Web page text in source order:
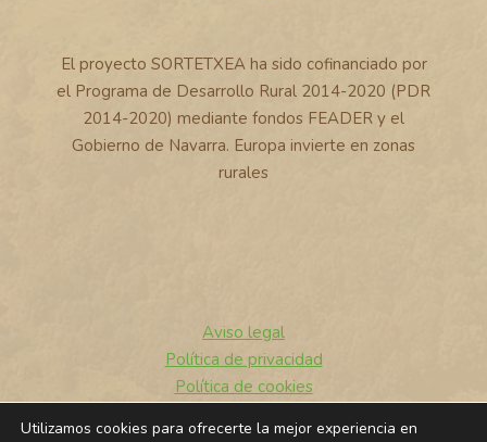
El proyecto SORTETXEA ha sido cofinanciado por
el Programa de Desarrollo Rural 2014-2020 (PDR
2014-2020) mediante fondos FEADER y el
Gobierno de Navarra. Europa invierte en zonas
rurales
Aviso legal
Política de privacidad
Política de cookies
Utilizamos cookies para ofrecerte la mejor experiencia en